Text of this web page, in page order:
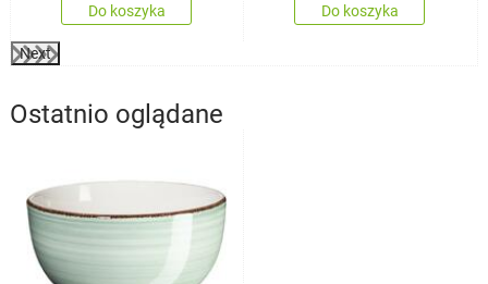
Do koszyka Do koszyka
Next
Ostatnio oglądane